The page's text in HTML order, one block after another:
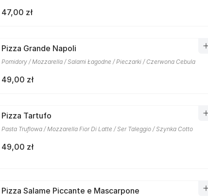
47,00 zł
Pizza Grande Napoli
Pomidory / Mozzarella / Salami Łagodne / Pieczarki / Czerwona Cebula
49,00 zł
Pizza Tartufo
Pasta Truflowa / Mozzarella Fior Di Latte / Ser Taleggio / Szynka Cotto
49,00 zł
Pizza Salame Piccante e Mascarpone